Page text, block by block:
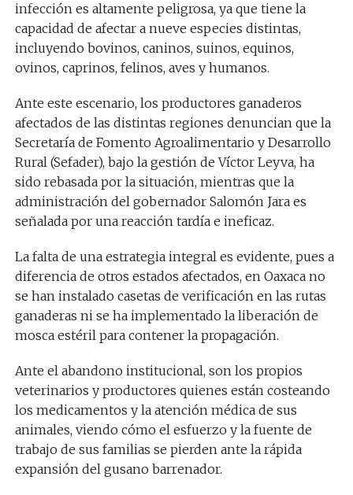
infección es altamente peligrosa, ya que tiene la
capacidad de afectar a nueve especies distintas,
incluyendo bovinos, caninos, suinos, equinos,
ovinos, caprinos, felinos, aves y humanos.
Ante este escenario, los productores ganaderos
afectados de las distintas regiones denuncian que la
Secretaría de Fomento Agroalimentario y Desarrollo
Rural (Sefader), bajo la gestión de Víctor Leyva, ha
sido rebasada por la situación, mientras que la
administración del gobernador Salomón Jara es
señalada por una reacción tardía e ineficaz.
La falta de una estrategia integral es evidente, pues a
diferencia de otros estados afectados, en Oaxaca no
se han instalado casetas de verificación en las rutas
ganaderas ni se ha implementado la liberación de
mosca estéril para contener la propagación.
Ante el abandono institucional, son los propios
veterinarios y productores quienes están costeando
los medicamentos y la atención médica de sus
animales, viendo cómo el esfuerzo y la fuente de
trabajo de sus familias se pierden ante la rápida
expansión del gusano barrenador.